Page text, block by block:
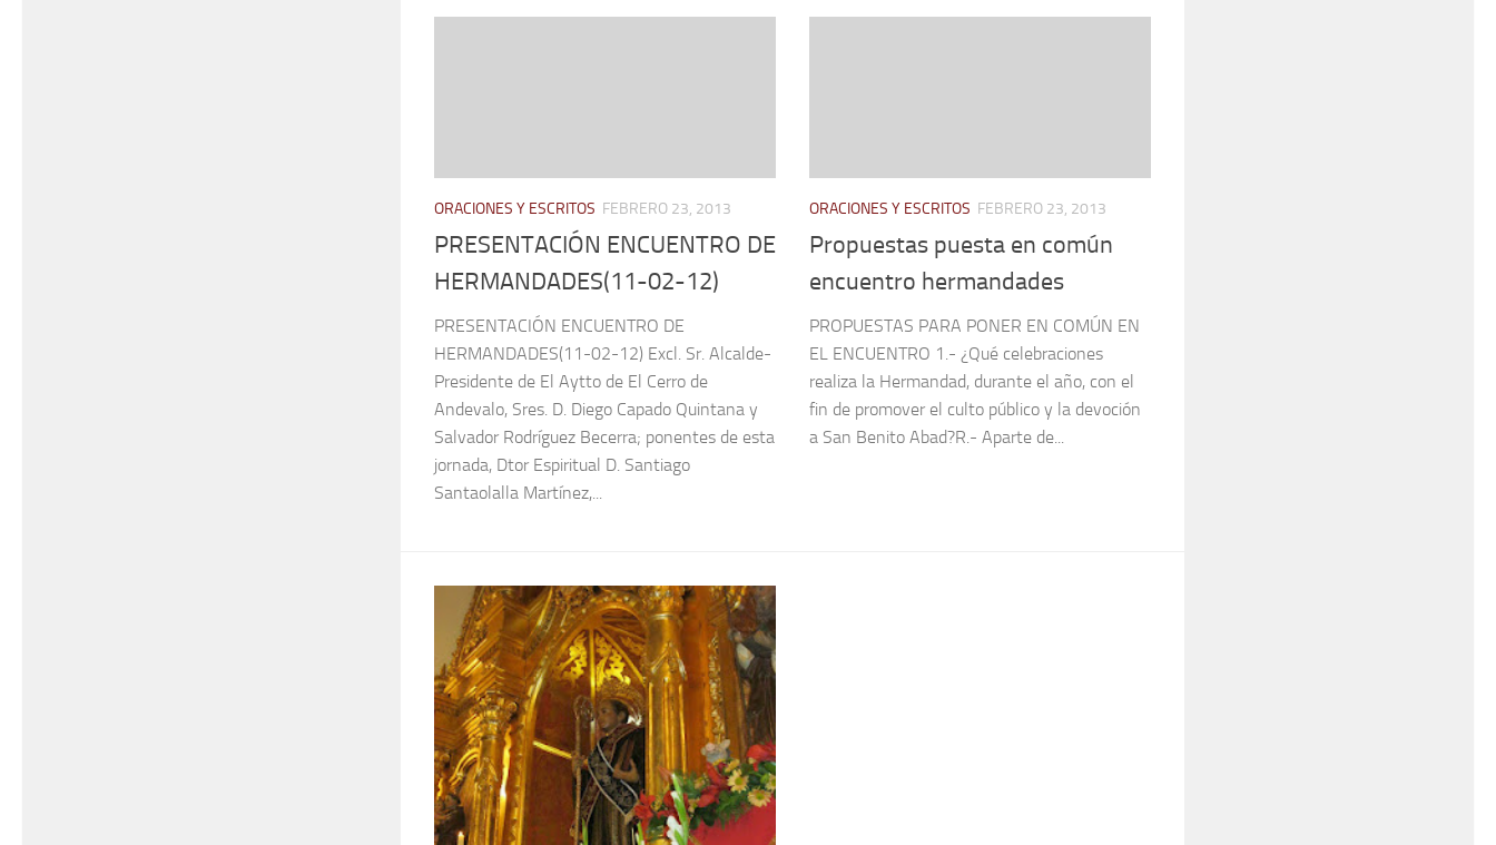
ORACIONES Y ESCRITOS FEBRERO 23, 2013
PRESENTACIÓN ENCUENTRO DE
HERMANDADES(11-02-12)
PRESENTACIÓN ENCUENTRO DE
HERMANDADES(11-02-12) Excl. Sr. Alcalde-
Presidente de El Aytto de El Cerro de
Andevalo, Sres. D. Diego Capado Quintana y
Salvador Rodríguez Becerra; ponentes de esta
jornada, Dtor Espiritual D. Santiago
Santaolalla Martínez,...
ORACIONES Y ESCRITOS FEBRERO 23, 2013
Propuestas puesta en común
encuentro hermandades
PROPUESTAS PARA PONER EN COMÚN EN
EL ENCUENTRO 1.- ¿Qué celebraciones
realiza la Hermandad, durante el año, con el
fin de promover el culto público y la devoción
a San Benito Abad?R.- Aparte de...